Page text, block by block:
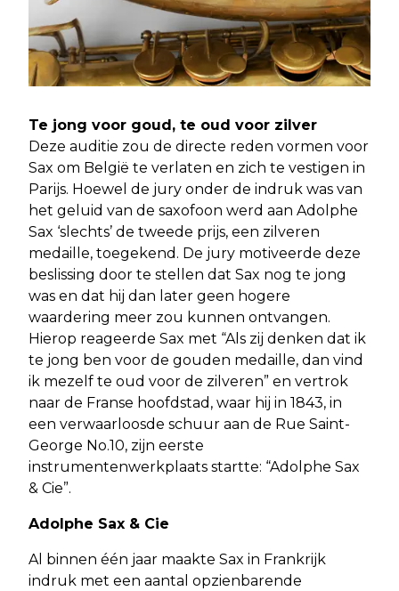
Te jong voor goud, te oud voor zilver
Deze auditie zou de directe reden vormen voor
Sax om België te verlaten en zich te vestigen in
Parijs. Hoewel de jury onder de indruk was van
het geluid van de saxofoon werd aan Adolphe
Sax ‘slechts’ de tweede prijs, een zilveren
medaille, toegekend. De jury motiveerde deze
beslissing door te stellen dat Sax nog te jong
was en dat hij dan later geen hogere
waardering meer zou kunnen ontvangen.
Hierop reageerde Sax met “Als zij denken dat ik
te jong ben voor de gouden medaille, dan vind
ik mezelf te oud voor de zilveren” en vertrok
naar de Franse hoofdstad, waar hij in 1843, in
een verwaarloosde schuur aan de Rue Saint-
George No.10, zijn eerste
instrumentenwerkplaats startte: “Adolphe Sax
& Cie”.
Adolphe Sax & Cie
Al binnen één jaar maakte Sax in Frankrijk
indruk met een aantal opzienbarende